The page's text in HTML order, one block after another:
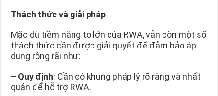
Thách thức và giải pháp
Mặc dù tiềm năng to lớn của RWA, vẫn còn một số
thách thức cần được giải quyết để đảm bảo áp
dụng rộng rãi như:
– Quy định: Cần có khung pháp lý rõ ràng và nhất
quán để hỗ trợ RWA.